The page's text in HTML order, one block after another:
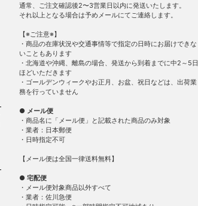
通常、ご注文確認後2〜3営業日以内に発送いたします。
それ以上となる場合は予めメールにてご連絡します。
【※ご注意※】
・商品の在庫状況や交通事情等で指定の日時にお届けできな
いこともあります
・北海道や沖縄、離島の場合、発送から到着までに中2～5日
ほどいただきます
・ゴールデンウィークやお正月、お盆、祝日などは、出荷業
務を行っていません
● メール便
・商品名に「メール便」と記載された商品のみ対象
・業者：日本郵便
・日時指定不可
【メール便は全国一律送料無料】
● 宅配便
・メール便対象商品以外すべて
・業者：佐川急便